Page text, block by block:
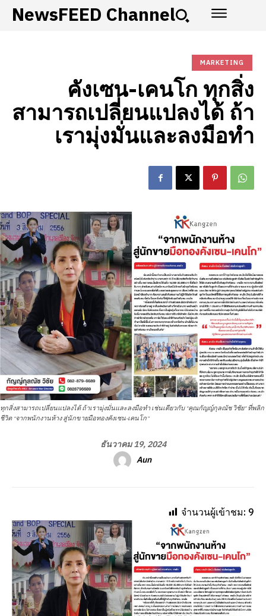
NewsFEED Channel
MARKETING
คังเซน-เคนโก ทุกสิ่ง
สามารถเปลี่ยนแปลงได้ ถ้า
เรามุ่งมั่นและลงมือทำ
ทุกสิ่งสามารถเปลี่ยนแปลงได้ ถ้าเรามุ่งมั่นและลงมือทำ เช่นเดียวกับ "คุณกัญญ์กุลณัช วิชัย" ที่พลิก
ชีวิต “จากพนักงานห้าง สู่นักขายมือทองคังเซน-เคนโก”
ธันวาคม 19, 2024
Aun
จำนวนผู้เข้าชม: 9